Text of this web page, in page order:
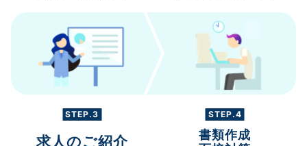
STEP.3
求人のご紹介
STEP.4
書類作成